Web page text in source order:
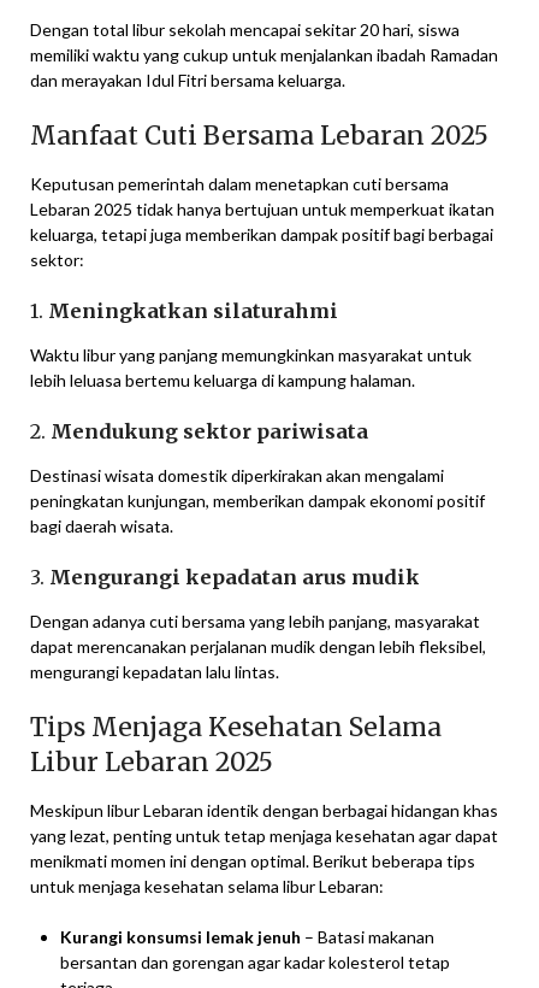
Dengan total libur sekolah mencapai sekitar 20 hari, siswa
memiliki waktu yang cukup untuk menjalankan ibadah Ramadan
dan merayakan Idul Fitri bersama keluarga.
Manfaat Cuti Bersama Lebaran 2025
Keputusan pemerintah dalam menetapkan cuti bersama
Lebaran 2025 tidak hanya bertujuan untuk memperkuat ikatan
keluarga, tetapi juga memberikan dampak positif bagi berbagai
sektor:
1. Meningkatkan silaturahmi
Waktu libur yang panjang memungkinkan masyarakat untuk
lebih leluasa bertemu keluarga di kampung halaman.
2. Mendukung sektor pariwisata
Destinasi wisata domestik diperkirakan akan mengalami
peningkatan kunjungan, memberikan dampak ekonomi positif
bagi daerah wisata.
3. Mengurangi kepadatan arus mudik
Dengan adanya cuti bersama yang lebih panjang, masyarakat
dapat merencanakan perjalanan mudik dengan lebih fleksibel,
mengurangi kepadatan lalu lintas.
Tips Menjaga Kesehatan Selama
Libur Lebaran 2025
Meskipun libur Lebaran identik dengan berbagai hidangan khas
yang lezat, penting untuk tetap menjaga kesehatan agar dapat
menikmati momen ini dengan optimal. Berikut beberapa tips
untuk menjaga kesehatan selama libur Lebaran:
Kurangi konsumsi lemak jenuh – Batasi makanan
bersantan dan gorengan agar kadar kolesterol tetap